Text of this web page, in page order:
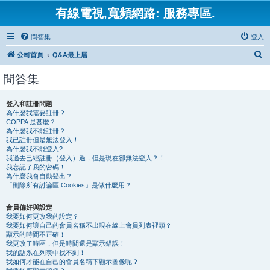
有線電視,寬頻網路: 服務專區.
問答集 登入
公司首頁 Q&A最上層
問答集
登入和註冊問題
為什麼我需要註冊？
COPPA 是甚麼？
為什麼我不能註冊？
我已註冊但是無法登入！
為什麼我不能登入?
我過去已經註冊（登入）過，但是現在卻無法登入？！
我忘記了我的密碼！
為什麼我會自動登出？
「刪除所有討論區 Cookies」是做什麼用？
會員偏好與設定
我要如何更改我的設定？
我要如何讓自己的會員名稱不出現在線上會員列表裡頭？
顯示的時間不正確！
我更改了時區，但是時間還是顯示錯誤！
我的語系在列表中找不到！
我如何才能在自己的會員名稱下顯示圖像呢？